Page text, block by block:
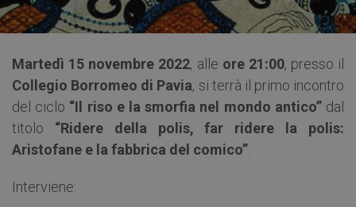
Martedì 15 novembre 2022, alle ore 21:00, presso il
Collegio Borromeo di Pavia, si terrà il primo incontro
del ciclo “Il riso e la smorfia nel mondo antico” dal
titolo “Ridere della polis, far ridere la polis:
Aristofane e la fabbrica del comico”
Interviene: